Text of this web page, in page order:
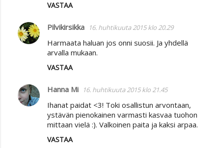
VASTAA
Pilvikirsikka 16. huhtikuuta 2015 klo 20.29
Harmaata haluan jos onni suosii. Ja yhdellä
arvalla mukaan.
VASTAA
Hanna Mi 16. huhtikuuta 2015 klo 21.45
Ihanat paidat <3! Toki osallistun arvontaan,
ystävän pienokainen varmasti kasvaa tuohon
mittaan vielä :). Valkoinen paita ja kaksi arpaa.
VASTAA